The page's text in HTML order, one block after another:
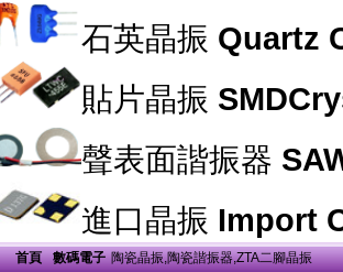
石英晶振 Quartz
貼片晶振
聲表面諧振器
進口晶振 Import
首頁 數碼電子 陶瓷晶振,陶瓷諧振器,ZTA二腳晶振